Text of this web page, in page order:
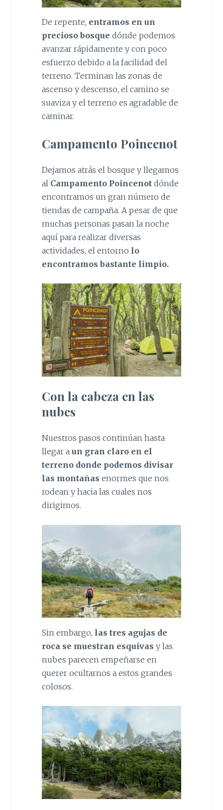
De repente, entramos en un
precioso bosque dónde podemos
avanzar rápidamente y con poco
esfuerzo debido a la facilidad del
terreno. Terminan las zonas de
ascenso y descenso, el camino se
suaviza y el terreno es agradable de
caminar.
Campamento Poincenot
Dejamos atrás el bosque y llegamos
al Campamento Poincenotdónde
encontramos un gran número de
tiendas de campaña. A pesar de que
muchas personas pasan la noche
aquí para realizar diversas
actividades, el entorno lo
encontramos bastante limpio.
Con la cabeza en las
nubes
Nuestros pasos continúan hasta
llegar a un gran claro en el
terreno donde podemos divisar
las montañas enormes que nos
rodean y hacia las cuales nos
dirigimos.
Sin embargo, las tres agujas de
roca se muestran esquivas y las
nubes parecen empeñarse en
querer ocultarnos a estos grandes
colosos.